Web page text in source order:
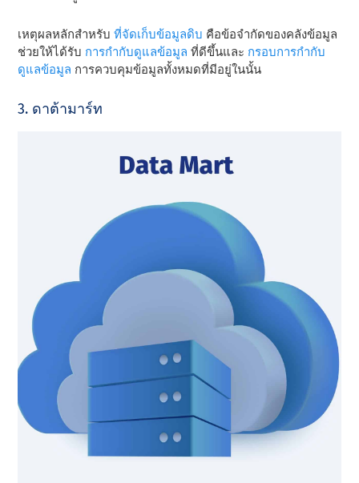
เหตุผลหลักสําหรับที่จัดเก็บข้อมูลดิบ คือข้อจํากัดของคลังข้อมูล
ช่วยให้ได้รับ การกํากับดูแลข้อมูล ที่ดีขึ้นและ กรอบการกํากับ
ดูแลข้อมูล การควบคุมข้อมูลทั้งหมดที่มีอยู่ในนั้น
3. ดาต้ามาร์ท